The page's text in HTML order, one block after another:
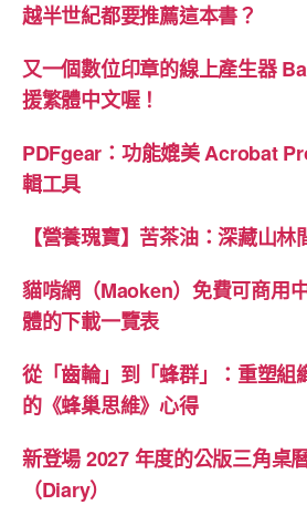
越半世紀都要推薦這本書？
又一個數位印章的線上產生器
援繁體中文喔！
PDFgear：功能媲美 Acrobat
輯工具
【營養瑰寶】苦茶油：深藏山林
貓啃網（Maoken）免費可商用
體的下載一覽表
從「齒輪」到「蜂群」：重塑組
的《蜂巢思維》心得
新登場 2027 年度的公版三角桌
（Diary）